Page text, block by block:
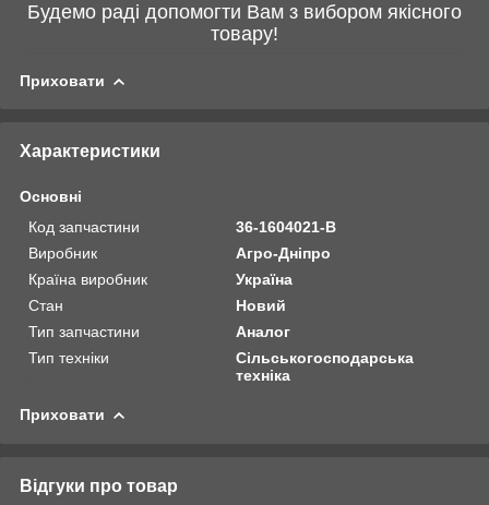
Будемо раді допомогти Вам з вибором якісного
товару!
Приховати
Характеристики
Основні
Код запчастини
36-1604021-В
Виробник
Агро-Дніпро
Країна виробник
Україна
Стан
Новий
Тип запчастини
Аналог
Тип техніки
Сільськогосподарська
техніка
Приховати
Відгуки про товар